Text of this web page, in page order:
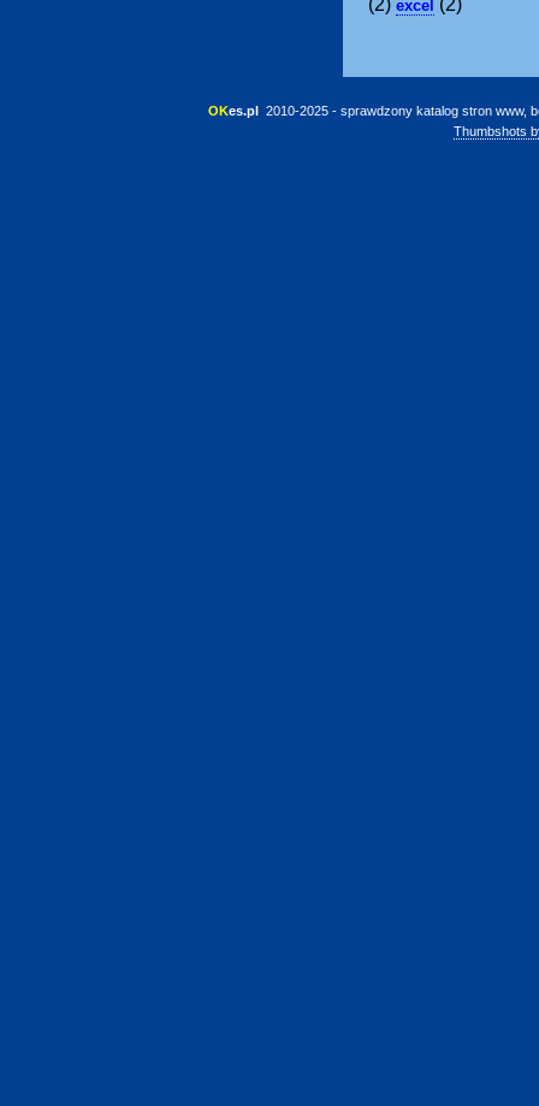
(2) excel (2)
OKes.pl 2010-2025 - sprawdzony katalog stron www,
Thumbshots